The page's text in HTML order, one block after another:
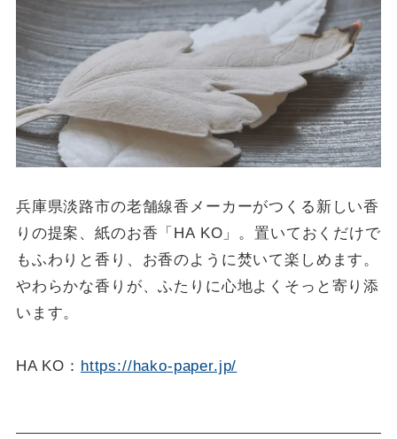
兵庫県淡路市の老舗線香メーカーがつくる新しい香
りの提案、紙のお香「HA KO」。置いておくだけで
もふわりと香り、お香のように焚いて楽しめます。
やわらかな香りが、ふたりに心地よくそっと寄り添
います。
HA KO： https://hako-paper.jp/